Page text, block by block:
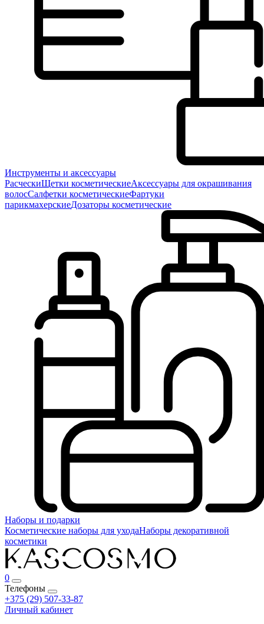
Инструменты и аксессуары
РасческиЩетки косметическиеАксессуары для окрашивания
волосСалфетки косметическиеФартуки
парикмахерскиеДозаторы косметические
Наборы и подарки
Косметические наборы для уходаНаборы декоративной
косметики
0
Телефоны
+375 (29) 507-33-87
Личный кабинет